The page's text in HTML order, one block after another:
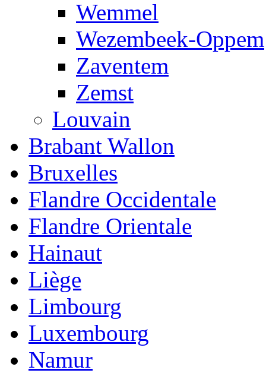
Wemmel
Wezembeek-Oppem
Zaventem
Zemst
Louvain
Brabant Wallon
Bruxelles
Flandre Occidentale
Flandre Orientale
Hainaut
Liège
Limbourg
Luxembourg
Namur